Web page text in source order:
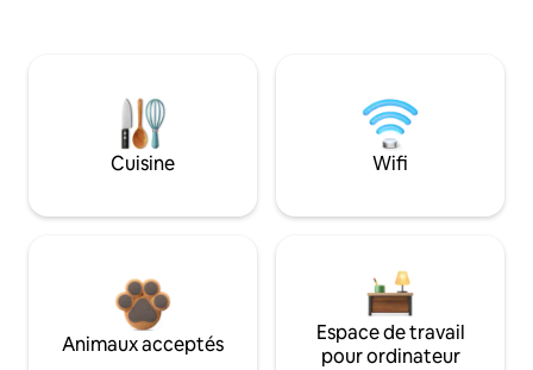
Cuisine Wifi
Animaux acceptés
Espace de travail
pour ordinateur